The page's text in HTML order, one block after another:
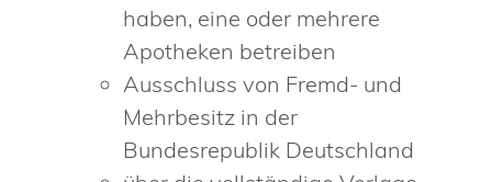
haben, eine oder mehrere
Apotheken betreiben
Ausschluss von Fremd- und
Mehrbesitz in der
Bundesrepublik Deutschland